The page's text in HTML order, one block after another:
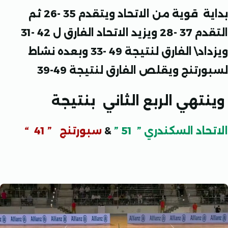
بداية قوية من الاتحاد ويتقدم 35 -26 ثم
التقدم 37 -28 ويزيد الاتحاد الفارق ل 42 -31
ويزداد\ الفارق لنتيجة 49 -33 وبعده نشاط
ويقلص الفارق لنتيجة 49-39
الربع الثاني بنتيجة
السكندري ” 51 ” &سبورتنج ” 41 “